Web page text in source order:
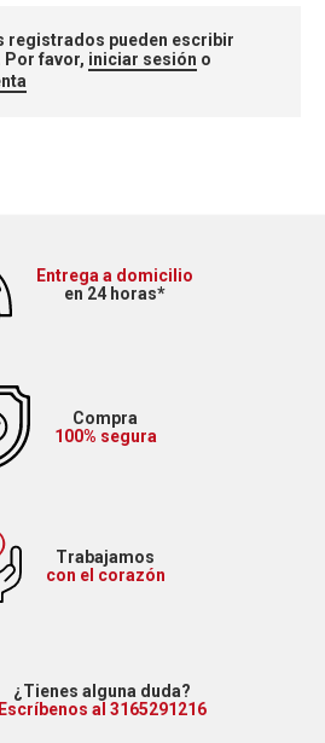
registrados pueden escribir
favor, iniciar sesión o
Entrega a domicilio
en 24 horas*
Compra
100% segura
Trabajamos
con el corazón
¿Tienes alguna duda?
Escríbenos al 3165291216